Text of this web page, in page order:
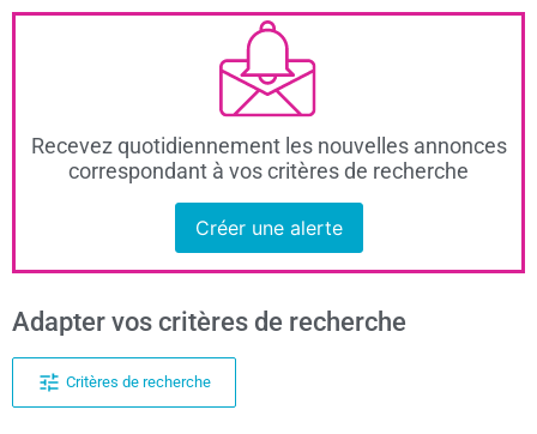
Recevez quotidiennement les nouvelles annonces
correspondant à vos critères de recherche
Créer une alerte
Adapter vos critères de recherche
Critères de recherche